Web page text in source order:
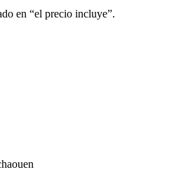
en “el precio incluye”.